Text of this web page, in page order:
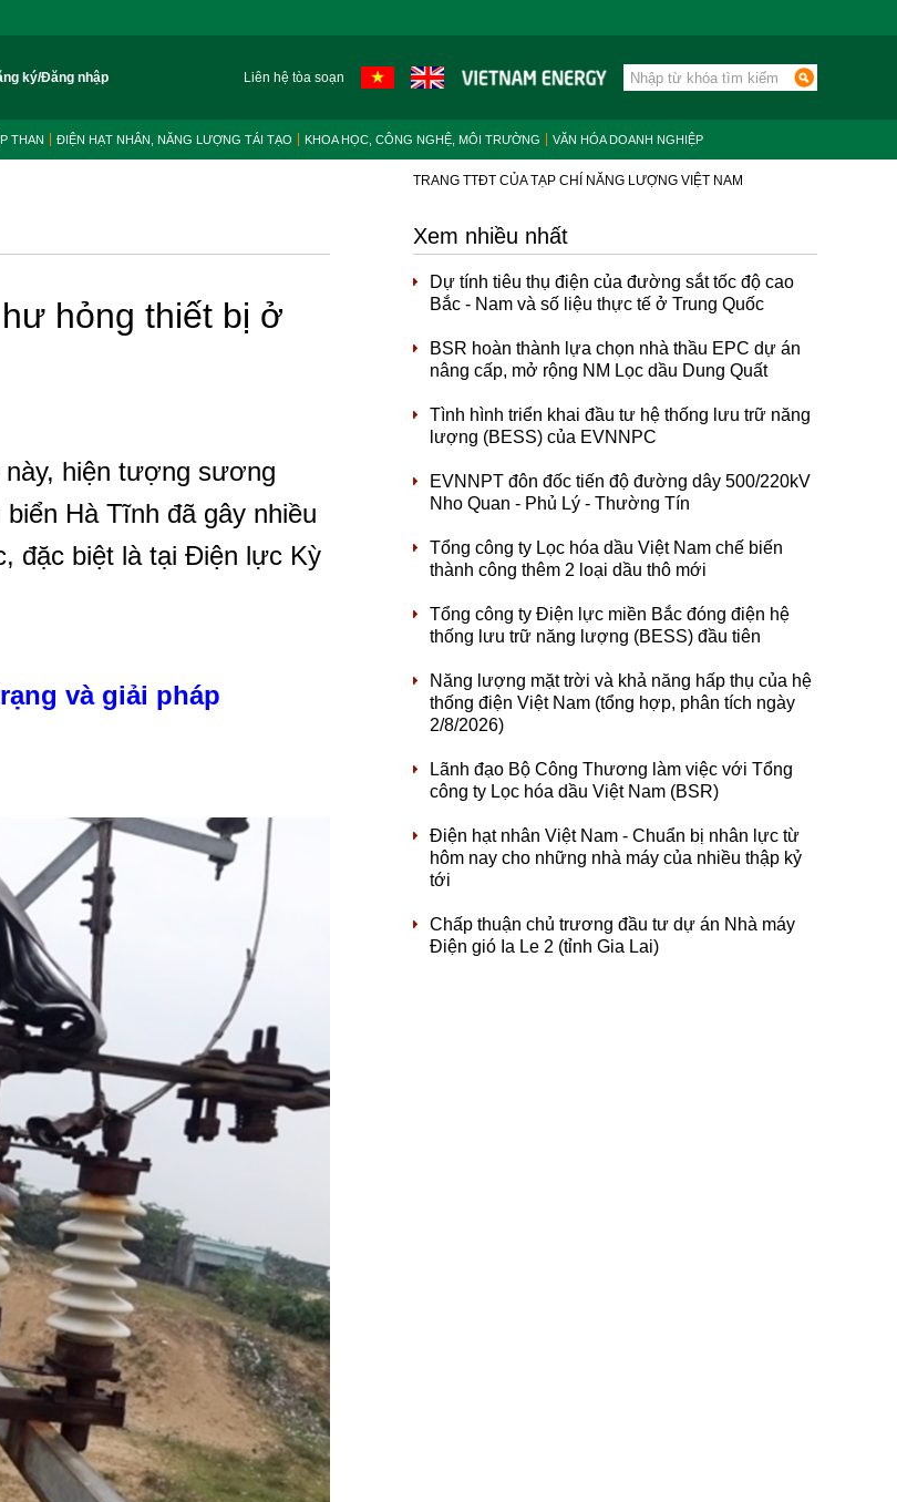
ký/Đăng nhập Liên hệ tòa soạn
THAN ĐIỆN HẠT NHÂN, NĂNG LƯỢNG TÁI TẠO KHOA HỌC, CÔNG NGHỆ, MÔI TRƯỜNG VĂN HÓA DOANH NGHIỆP
TRANG TTĐT CỦA TẠP CHÍ NĂNG LƯỢNG VIỆT NAM
hỏng thiết bị ở
hiện tượng sương
Hà Tĩnh đã gây nhiều
đặc biệt là tại Điện lực Kỳ
và giải pháp
Xem nhiều nhất
Dự tính tiêu thụ điện của đường sắt tốc độ cao
Bắc - Nam và số liệu thực tế ở Trung Quốc
BSR hoàn thành lựa chọn nhà thầu EPC dự án
nâng cấp, mở rộng NM Lọc dầu Dung Quất
Tình hình triển khai đầu tư hệ thống lưu trữ năng
lượng (BESS) của EVNNPC
EVNNPT đôn đốc tiến độ đường dây 500/220kV
Nho Quan - Phủ Lý - Thường Tín
Tổng công ty Lọc hóa dầu Việt Nam chế biến
thành công thêm 2 loại dầu thô mới
Tổng công ty Điện lực miền Bắc đóng điện hệ
thống lưu trữ năng lượng (BESS) đầu tiên
Năng lượng mặt trời và khả năng hấp thụ của hệ
thống điện Việt Nam (tổng hợp, phân tích ngày
2/8/2026)
Lãnh đạo Bộ Công Thương làm việc với Tổng
công ty Lọc hóa dầu Việt Nam (BSR)
Điện hạt nhân Việt Nam - Chuẩn bị nhân lực từ
hôm nay cho những nhà máy của nhiều thập kỷ
tới
Chấp thuận chủ trương đầu tư dự án Nhà máy
Điện gió Ia Le 2 (tỉnh Gia Lai)